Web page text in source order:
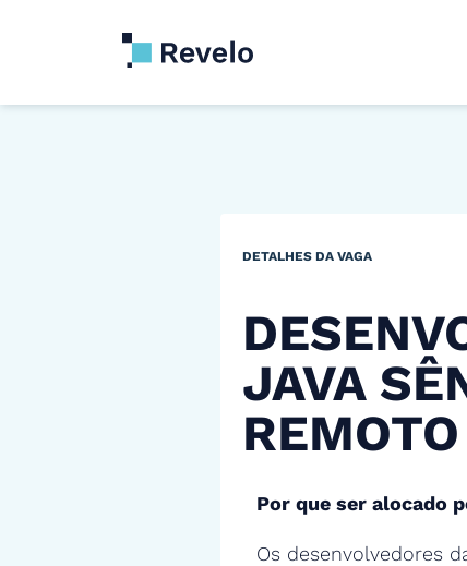
DETALHES DA VAGA
JAVA
REMOTO
Por que ser alocado
Os desenvolvedores